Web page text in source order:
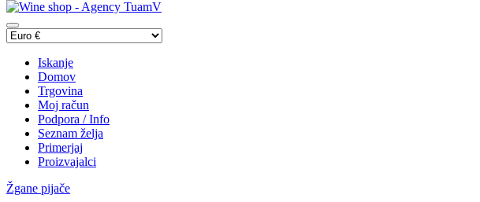
Iskanje
Domov
Trgovina
Moj račun
Podpora / Info
Seznam želja
Primerjaj
Proizvajalci
Žgane pijače